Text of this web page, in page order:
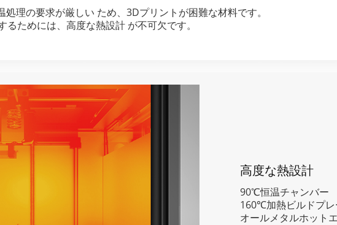
処理の要求が厳しい ため、3Dプリントが困難な材料です。
ためには、高度な熱設計 が不可欠です。
高度な熱設計
90℃恒温チャンバー
160℃加熱ビルドプ
オールメタルホット